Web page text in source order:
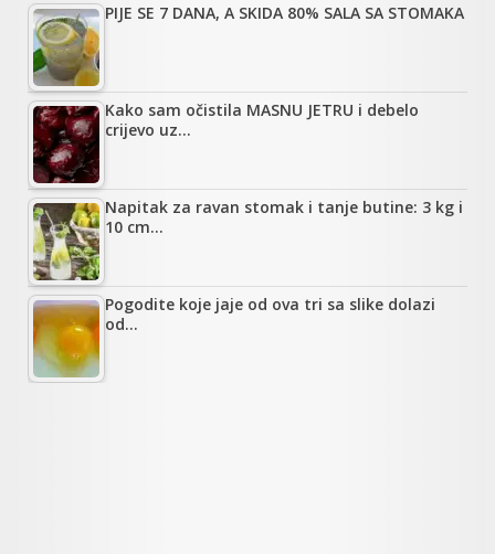
PIJE SE 7 DANA, A SKIDA 80% SALA SA STOMAKA
Kako sam očistila MASNU JETRU i debelo
crijevo uz…
Napitak za ravan stomak i tanje butine: 3 kg i
10 cm…
Pogodite koje jaje od ova tri sa slike dolazi
od…